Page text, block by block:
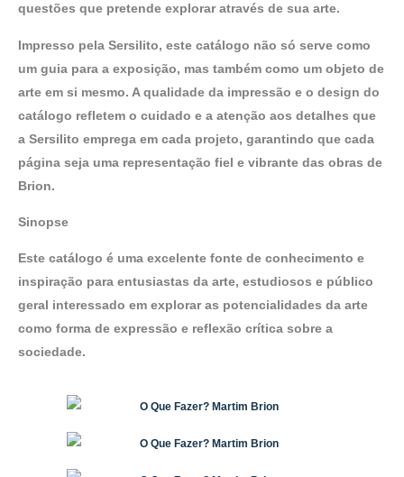
questões que pretende explorar através de sua arte.
Impresso pela Sersilito, este catálogo não só serve como
um guia para a exposição, mas também como um objeto de
arte em si mesmo. A qualidade da impressão e o design do
catálogo refletem o cuidado e a atenção aos detalhes que
a Sersilito emprega em cada projeto, garantindo que cada
página seja uma representação fiel e vibrante das obras de
Brion.
Sinopse
Este catálogo é uma excelente fonte de conhecimento e
inspiração para entusiastas da arte, estudiosos e público
geral interessado em explorar as potencialidades da arte
como forma de expressão e reflexão crítica sobre a
sociedade.